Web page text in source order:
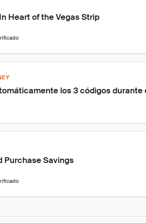
Heart of the Vegas Strip
los 3 códigos durante
Purchase Savings